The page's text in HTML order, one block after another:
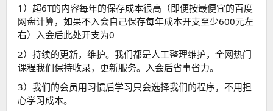
1）超6T的内容每年的保存成本很高（即便按最便宜的百度
网盘计算，如果不入会自己保存每年成本开支至少600元左
右）入会后此处开支为0
2）持续的更新，维护。我们都是人工整理维护，全网热门
课程我们保持收录，更新服务。入会后省事省力。
3）我们的会员用习惯后学习只会选择我们的程序，不用担
心学习成本。